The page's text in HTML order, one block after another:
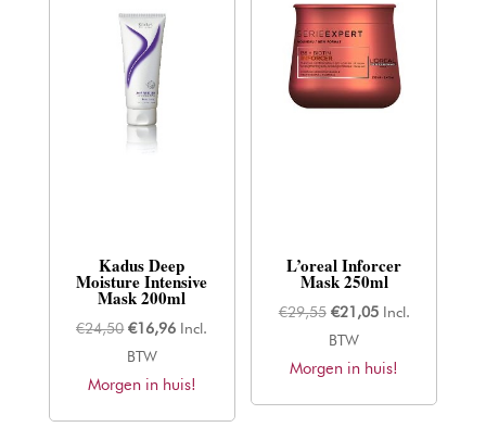
Kadus Deep
Moisture Intensive
Mask 200ml
€24,50 Oorspronkelijke
prijs
was:
€16,96Huidige
is:
Incl.
BTW
Morgen in huis!
L’oreal Inforcer
Mask 250ml
€29,55 Oorspronkelijke
prijs
was:
€21,05Huidige
is:
Incl.
BTW
Morgen in huis!